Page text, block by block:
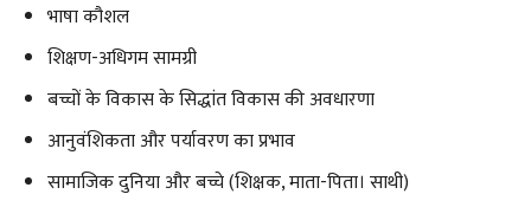
भाषा कौशल
शिक्षण-अधिगम सामग्री
बच्चों के विकास के सिद्धांत विकास की अवधारणा
आनुवंशिकता और पर्यावरण का प्रभाव
सामाजिक दुनिया और बच्चे (शिक्षक, माता-पिता। साथी)